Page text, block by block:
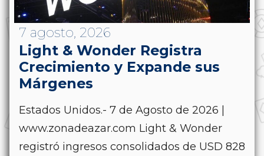
7 agosto, 2026
Light & Wonder Registra
Crecimiento y Expande sus
Márgenes
Estados Unidos.- 7 de Agosto de 2026 |
www.zonadeazar.com Light & Wonder
registró ingresos consolidados de USD 828